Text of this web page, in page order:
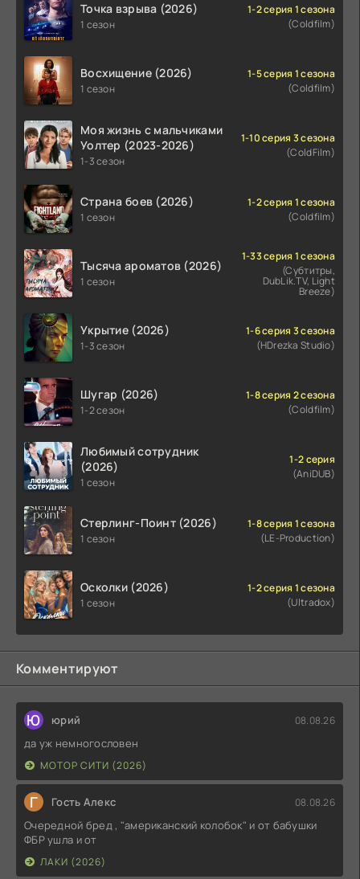
Точка взрыва (2026)
1 сезон
1-2 серия 1 сезона
(Coldfilm)
Восхищение (2026)
1 сезон
1-5 серия 1 сезона
(Coldfilm)
Моя жизнь с мальчиками
Уолтер (2023-2026)
1-3 сезон
1-10 серия 3 сезона
(ColdFilm)
Страна боев (2026)
1 сезон
1-2 серия 1 сезона
(Coldfilm)
Тысяча ароматов (2026)
1 сезон
1-33 серия 1 сезона
(Субтитры,
DubLik.TV, Light
Breeze)
Укрытие (2026)
1-3 сезон
1-6 серия 3 сезона
(HDrezka Studio)
Шугар (2026)
1-2 сезон
1-8 серия 2 сезона
(Coldfilm)
Любимый сотрудник
(2026)
1 сезон
1-2 серия
(AniDUB)
Стерлинг-Поинт (2026)
1 сезон
1-8 серия 1 сезона
(LE-Production)
Осколки (2026)
1 сезон
1-2 серия 1 сезона
(Ultradox)
Комментируют
Ю юрий 08.08.26
да уж немногословен
МОТОР СИТИ (2026)
Г Гость Алекс 08.08.26
Очередной бред , "американский колобок" и от бабушки
ФБР ушла и от
ЛАКИ (2026)